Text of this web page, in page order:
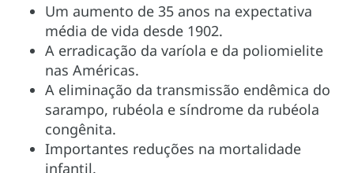
Um aumento de 35 anos na expectativa
média de vida desde 1902.
A erradicação da varíola e da poliomielite
nas Américas.
A eliminação da transmissão endêmica do
sarampo, rubéola e síndrome da rubéola
congênita.
Importantes reduções na mortalidade
infantil.